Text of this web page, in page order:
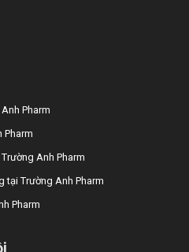
Pharm
Pharm
Anh Pharm
tại Trường Anh Pharm
Pharm